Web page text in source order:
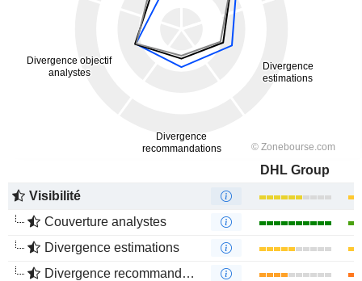
DHL Group
Visibilité
Couverture analystes
Divergence estimations
Divergence recommandations analystes